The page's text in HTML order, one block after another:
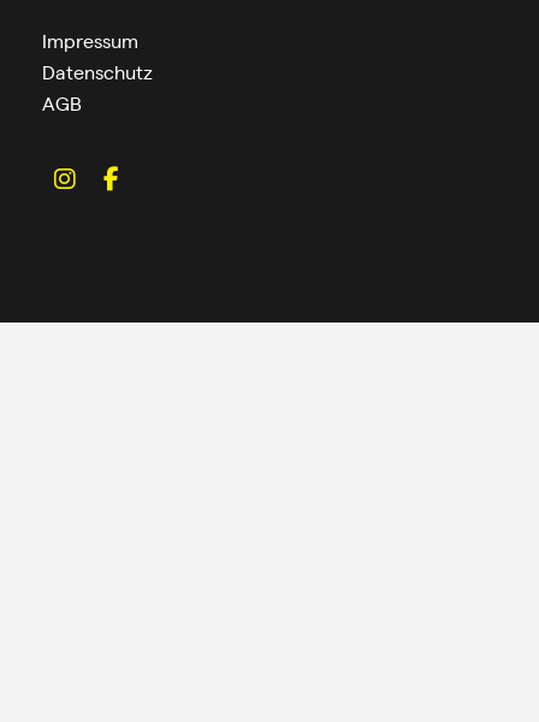
Impressum
Datenschutz
AGB